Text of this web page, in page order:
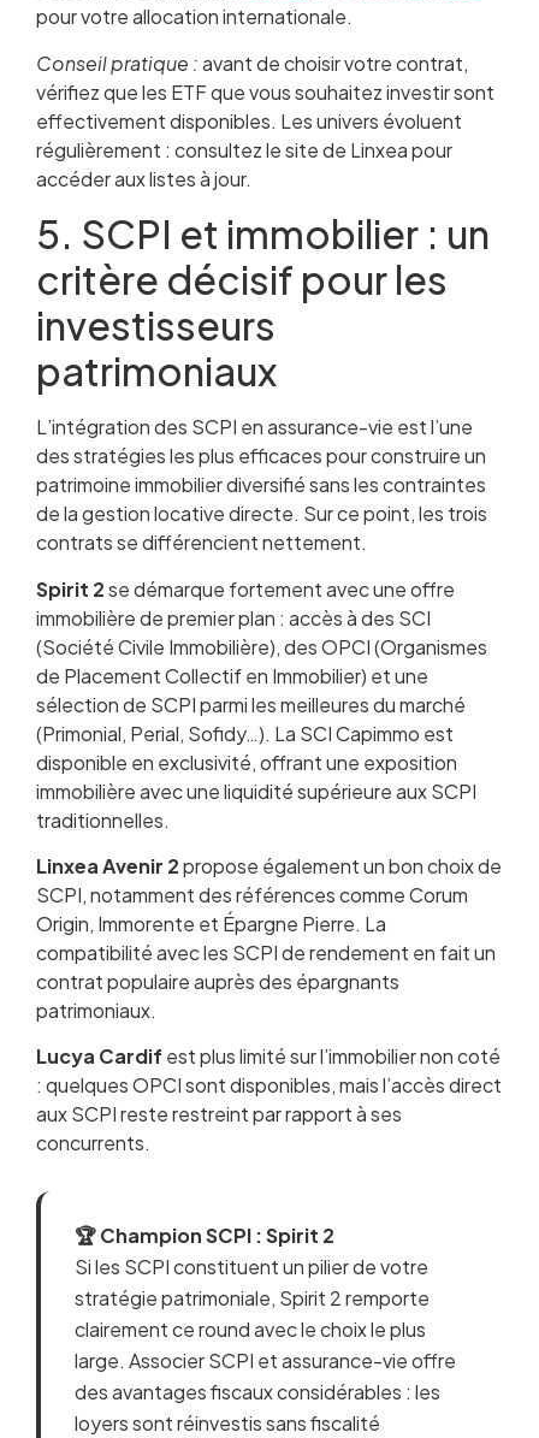
pour votre allocation internationale.
Conseil pratique :avant de choisir votre contrat,
vérifiez que les ETF que vous souhaitez investir sont
effectivement disponibles. Les univers évoluent
régulièrement : consultez le site de Linxea pour
accéder aux listes à jour.
5. SCPI et immobilier : un
critère décisif pour les
investisseurs
patrimoniaux
L’intégration des SCPI en assurance-vie est l’une
des stratégies les plus efficaces pour construire un
patrimoine immobilier diversifié sans les contraintes
de la gestion locative directe. Sur ce point, les trois
contrats se différencient nettement.
Spirit 2se démarque fortement avec une offre
immobilière de premier plan : accès à des SCI
(Société Civile Immobilière), des OPCI (Organismes
de Placement Collectif en Immobilier) et une
sélection de SCPI parmi les meilleures du marché
(Primonial, Perial, Sofidy…). La SCI Capimmo est
disponible en exclusivité, offrant une exposition
immobilière avec une liquidité supérieure aux SCPI
traditionnelles.
Linxea Avenir 2propose également un bon choix de
SCPI, notamment des références comme Corum
Origin, Immorente et Épargne Pierre. La
compatibilité avec les SCPI de rendement en fait un
contrat populaire auprès des épargnants
patrimoniaux.
Lucya Cardif est plus limité sur l’immobilier non coté
: quelques OPCI sont disponibles, mais l’accès direct
aux SCPI reste restreint par rapport à ses
concurrents.
🏆 Champion SCPI : Spirit 2
Si les SCPI constituent un pilier de votre
stratégie patrimoniale, Spirit 2 remporte
clairement ce round avec le choix le plus
large. Associer SCPI et assurance-vie offre
des avantages fiscaux considérables : les
loyers sont réinvestis sans fiscalité